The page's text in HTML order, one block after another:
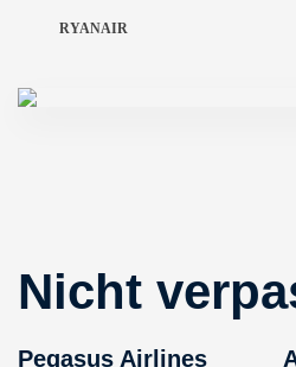
RYANAIR
Nicht
Pegasus Airlines